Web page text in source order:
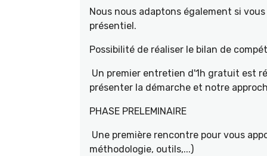
Nous nous adaptons également si
présentiel.
Possibilité de réaliser le bilan de
Un premier entretien d'1h gratuit est
présenter la démarche et notre
PHASE PRELEMINAIRE
Une première rencontre pour vous
méthodologie, outils,...)